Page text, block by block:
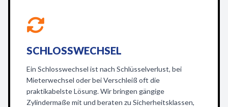
SCHLOSSWECHSEL
Ein Schlosswechsel ist nach Schlüsselverlust, bei
Mieterwechsel oder bei Verschleiß oft die
praktikabelste Lösung. Wir bringen gängige
Zylindermaße mit und beraten zu Sicherheitsklassen,